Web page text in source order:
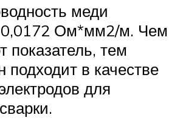
меди
0,0172 Ом*мм2/м. Чем
показатель, тем
подходит в качестве
для